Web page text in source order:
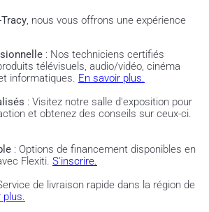
, nous vous offrons une expérience
: Nos techniciens certifiés
télévisuels, audio/vidéo, cinéma
informatiques. En savoir plus.
: Visitez notre salle d'exposition pour
et obtenez des conseils sur ceux-ci.
: Options de financement disponibles en
Flexiti. S'inscrire.
de livraison rapide dans la région de
plus.